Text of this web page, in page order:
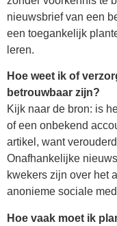
nieuwsbrief van een
een toegankelijk
leren.
Hoe weet ik of
betrouwbaar zijn?
Kijk naar de bron: is
of een onbekend
artikel, want
Onafhankelijke
kwekers zijn over het
anonieme sociale
Hoe vaak moet ik